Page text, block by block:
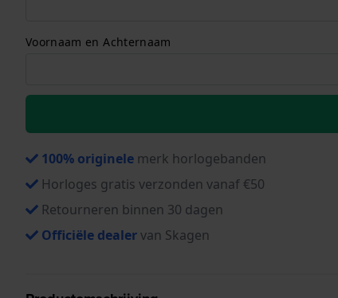
Voornaam en Achternaam
100% originele merk horlogebanden
Horloges gratis verzonden vanaf €50
Retourneren binnen 30 dagen
Officiële dealervan Skagen